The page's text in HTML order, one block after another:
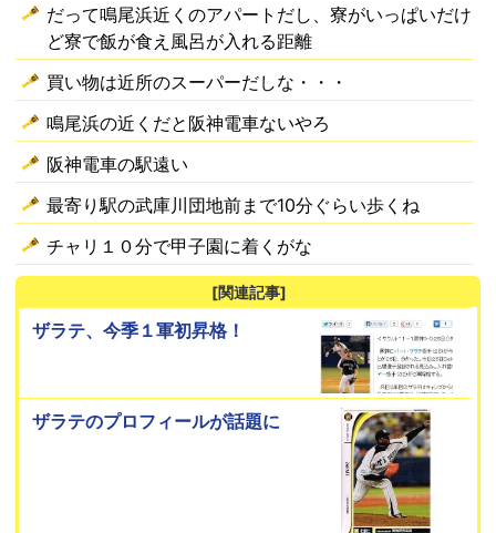
だって鳴尾浜近くのアパートだし、寮がいっぱいだけ
ど寮で飯が食え風呂が入れる距離
買い物は近所のスーパーだしな・・・
鳴尾浜の近くだと阪神電車ないやろ
阪神電車の駅遠い
最寄り駅の武庫川団地前まで10分ぐらい歩くね
チャリ１０分で甲子園に着くがな
[関連記事]
ザラテ、今季１軍初昇格！
ザラテのプロフィールが話題に